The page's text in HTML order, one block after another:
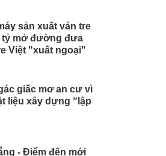
sản xuất ván tre
tỷ mở đường đưa
Việt "xuất ngoại"
giấc mơ an cư vì
liệu xây dựng “lập
- Điểm đến mới